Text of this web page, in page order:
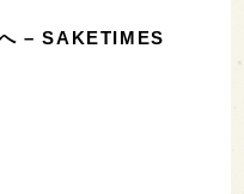
– SAKETIMES